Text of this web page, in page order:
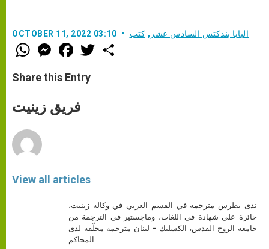
OCTOBER 11, 2022 03:10 البابا بندكتس السادس عشر , كتب
W
h
t
s
p
p
M
e
s
e
g
e
F
a
e
b
o
k
w
Share this Entry
فريق زينيت
View all articles
ندى بطرس مترجمة في القسم العربي في وكالة زينيت،
حائزة على شهادة في اللغات، وماجستير في الترجمة من
جامعة الروح القدس، الكسليك - لبنان مترجمة محلّفة لدى
المحاكم